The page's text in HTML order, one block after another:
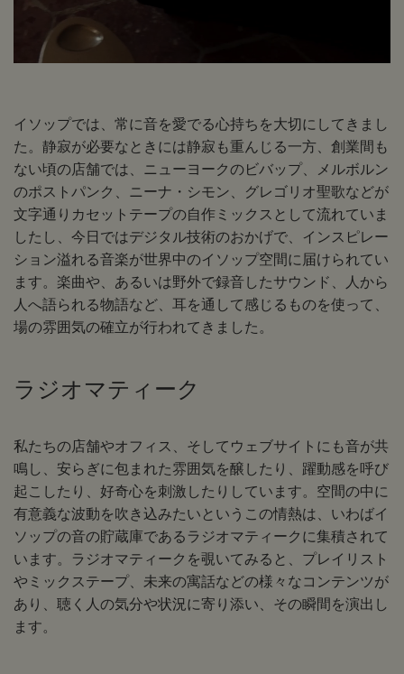
イソップでは、常に音を愛でる心持ちを大切にしてきまし
た。静寂が必要なときには静寂も重んじる一方、創業間も
ない頃の店舗では、ニューヨークのビバップ、メルボルン
のポストパンク、ニーナ・シモン、グレゴリオ聖歌などが
文字通りカセットテープの自作ミックスとして流れていま
したし、今日ではデジタル技術のおかげで、インスピレー
ション溢れる音楽が世界中のイソップ空間に届けられてい
ます。楽曲や、あるいは野外で録音したサウンド、人から
人へ語られる物語など、耳を通して感じるものを使って、
場の雰囲気の確立が行われてきました。
ラジオマティーク
私たちの店舗やオフィス、そしてウェブサイトにも音が共
鳴し、安らぎに包まれた雰囲気を醸したり、躍動感を呼び
起こしたり、好奇心を刺激したりしています。空間の中に
有意義な波動を吹き込みたいというこの情熱は、いわばイ
ソップの音の貯蔵庫であるラジオマティークに集積されて
います。ラジオマティークを覗いてみると、プレイリスト
やミックステープ、未来の寓話などの様々なコンテンツが
あり、聴く人の気分や状況に寄り添い、その瞬間を演出し
ます。